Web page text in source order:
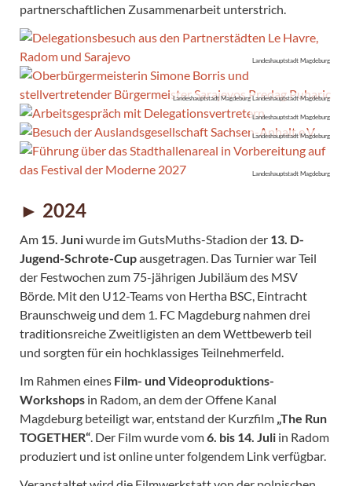
partnerschaftlichen Zusammenarbeit unterstrich.
Landeshauptstadt Magdeburg
Landeshauptstadt Magdeburg Landeshauptstadt Magdeburg
Landeshauptstadt Magdeburg
Landeshauptstadt Magdeburg
Landeshauptstadt Magdeburg
► 2024
Am 15. Juniwurde im GutsMuths-Stadion der 13. D-
Jugend-Schrote-Cupausgetragen. Das Turnier war Teil
der Festwochen zum 75-jährigen Jubiläum des MSV
Börde. Mit den U12-Teams von Hertha BSC, Eintracht
Braunschweig und dem 1. FC Magdeburg nahmen drei
traditionsreiche Zweitligisten an dem Wettbewerb teil
und sorgten für ein hochklassiges Teilnehmerfeld.
Im Rahmen eines Film- und Videoproduktions-
Workshops in Radom, an dem der Offene Kanal
Magdeburg beteiligt war, entstand der Kurzfilm „The Run
TOGETHER“ . Der Film wurde vom6. bis 14. Juli in Radom
produziert und ist online unter folgendem Link verfügbar.